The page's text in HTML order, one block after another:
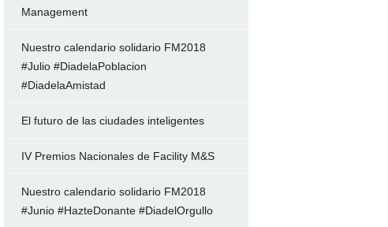
Management
Nuestro calendario solidario FM2018
#Julio #DiadelaPoblacion
#DiadelaAmistad
El futuro de las ciudades inteligentes
IV Premios Nacionales de Facility M&S
Nuestro calendario solidario FM2018
#Junio #HazteDonante #DiadelOrgullo